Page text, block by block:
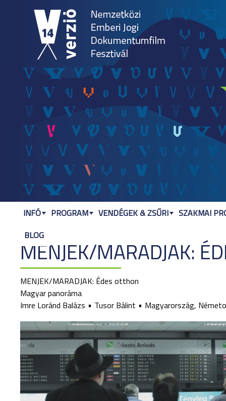
MENJEK/MARADJAK:
MENJEK/MARADJAK: Édes otthon
Magyar panoráma
Imre Loránd Balázs
Tusor Bálint Magyarország,
INFÓ PROGRAM VENDÉGEK & ZSŰRI
SZAKMAI
BLOG